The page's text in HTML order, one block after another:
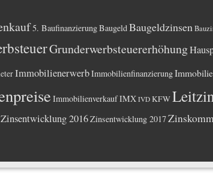
5. BaufinanzierungBaugeldBaugeldzinsen
Grunderwerbsteuererhöhung
ImmobilienerwerbImmobilienfinanzierung
ImmobilienverkaufIMX IVD KFW
Zinsentwicklung 2016Zinsentwicklung 2017